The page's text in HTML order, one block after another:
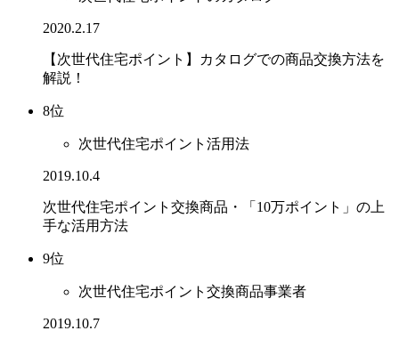
2020.2.17
【次世代住宅ポイント】カタログでの商品交換方法を
解説！
8位
次世代住宅ポイント活用法
2019.10.4
次世代住宅ポイント交換商品・「10万ポイント」の上
手な活用方法
9位
次世代住宅ポイント交換商品事業者
2019.10.7